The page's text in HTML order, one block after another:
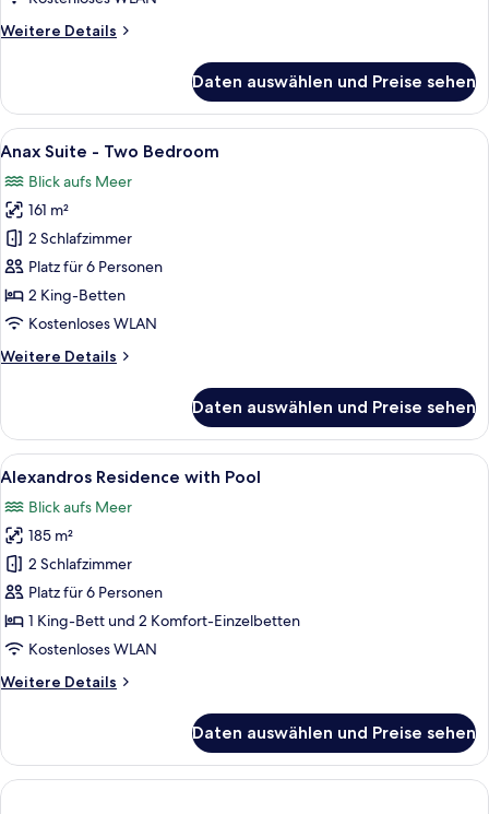
Studio
View
anzeigen
Weitere Details
Weitere
Junior
Suite
with
&
Garden
Studio
with
Sea
View
Daten auswählen und Preise sehen
Alle
Fotos
für
Anax
Suite
-
Two
Bedroom
Ein geräumiger Wohnbereich mit
10
Anax Suite - Two Bedroom
Blick aufs Meer
161 m²
2 Schlafzimmer
Platz für 6 Personen
2 King-Betten
Kostenloses WLAN
Weitere Details
Weitere
Suite
Two
Daten auswählen und Preise sehen
Alle
Fotos
für
Alexandros
Residence
with
Pool
anzeigen
Ein Poolbereich mit Liegestühlen,
11
Alexandros Residence with Pool
Blick aufs Meer
185 m²
2 Schlafzimmer
Platz für 6 Personen
1 King-Bett und 2 Komfort-Einzelbetten
Kostenloses WLAN
Weitere Details
Weitere
Residence
with
Pool
Daten auswählen und Preise sehen